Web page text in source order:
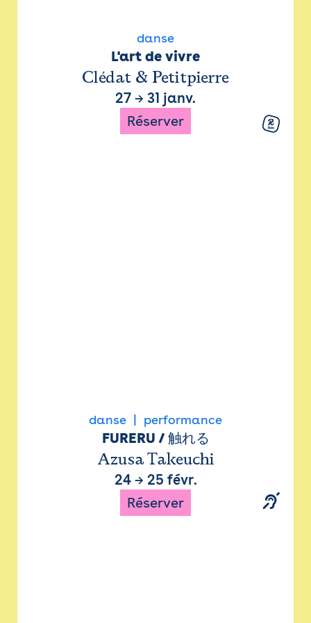
danse
L'art de vivre
Clédat & Petitpierre
27 → 31 janv.
Réserver
danse performance
FURERU / 触れる
Azusa Takeuchi
24→ 25 févr.
Réserver